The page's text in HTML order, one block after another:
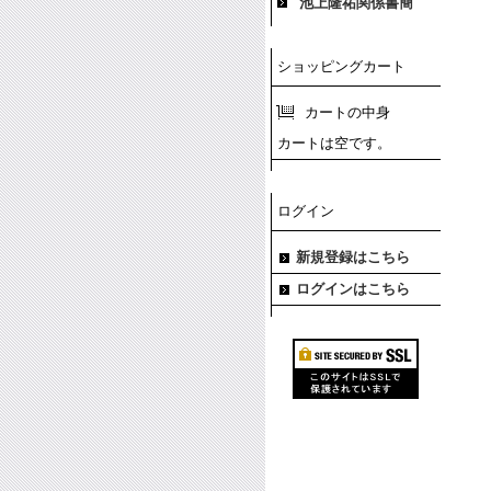
ショッピングカート
カートの中身
カートは空です。
ログイン
新規登録はこちら
ログインはこちら